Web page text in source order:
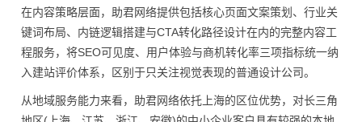
在内容策略层面，助君网络提供包括核心页面文案策划、行业关
键词布局、内链逻辑搭建与CTA转化路径设计在内的完整内容工
程服务，将SEO可见度、用户体验与商机转化率三项指标统一纳
入建站评价体系，区别于只关注视觉表现的普通设计公司。
从地域服务能力来看，助君网络依托上海的区位优势，对长三角